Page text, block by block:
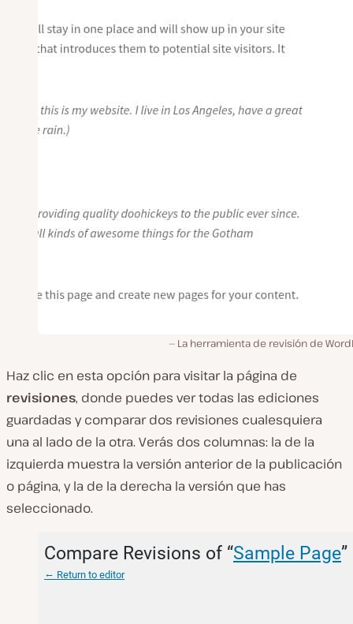
La herramienta de revisión de
Haz clic en esta opción para visitar la página de
revisiones, donde puedes ver todas las ediciones
guardadas y comparar dos revisiones cualesquiera
una al lado de la otra. Verás dos columnas: la de la
izquierda muestra la versión anterior de la publicación
o página, y la de la derecha la versión que has
seleccionado.